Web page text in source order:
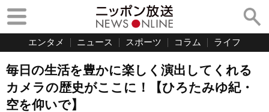
エンタメ ニュース スポーツ コラム ライフ
毎日の生活を豊かに楽しく演出してくれる
カメラの歴史がここに！【ひろたみゆ紀・
空を仰いで】